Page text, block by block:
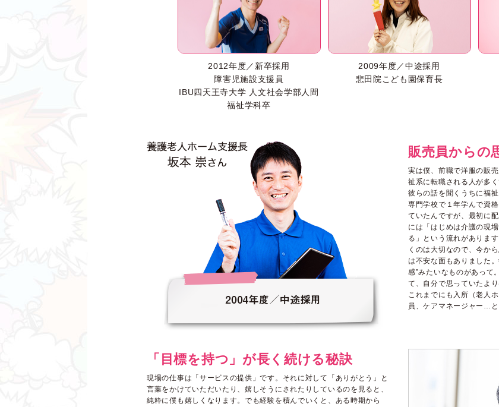
2012年度／新卒採用
障害児施設支援員
IBU四天王寺大学 人文社会学部人間
福祉学科卒
2009年度／中途採用
悲田院こども園保育長
販売員からの
実は僕、前職で洋服の販
祉系に転職される人が多
彼らの話を聞くうちに福
専門学校で１年学んで資
ていたんですが、最初に
には「はじめは介護の現
る」という流れがありま
くのは大切なので、今か
は不安な面もありました
感”みたいなものがあって
て、自分で思っていたよ
これまでにも入所（老人
員、ケアマネージャー…と
「目標を持つ」が長く続ける秘訣
現場の仕事は「サービスの提供」です。それに対して「ありがとう」と
言葉をかけていただいたり、嬉しそうにされたりしているのを見ると、
純粋に僕も嬉しくなります。でも経験を積んでいくと、ある時期から